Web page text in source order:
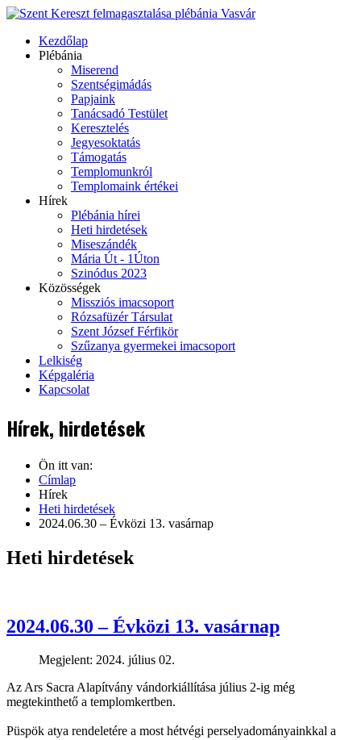
Kezdőlap
Plébánia
Miserend
Szentségimádás
Papjaink
Tanácsadó Testület
Keresztelés
Jegyesoktatás
Támogatás
Templomunkról
Templomaink értékei
Hírek
Plébánia hírei
Heti hirdetések
Miseszándék
Mária Út - 1Úton
Szinódus 2023
Közösségek
Missziós imacsoport
Rózsafüzér Társulat
Szent József Férfikör
Szűzanya gyermekei imacsoport
Lelkiség
Képgaléria
Kapcsolat
Hírek, hirdetések
Ön itt van:
Címlap
Hírek
Heti hirdetések
2024.06.30 – Évközi 13. vasárnap
Heti hirdetések
2024.06.30 – Évközi 13. vasárnap
Megjelent: 2024. július 02.
Az Ars Sacra Alapítvány vándorkiállítása július 2-ig még
megtekinthető a templomkertben.
Püspök atya rendeletére a most hétvégi perselyadományainkkal a